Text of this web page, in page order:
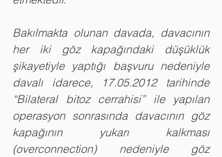
Bakılmakta olunan davada, davacının
her iki göz kapağındaki düşüklük
şikayetiyle yaptığı başvuru nedeniyle
davalı idarece, 17.05.2012 tarihinde
“Bilateral bitoz cerrahisi” ile yapılan
operasyon sonrasında davacının göz
kapağının yukarı kalkması
(overconnection) nedeniyle göz